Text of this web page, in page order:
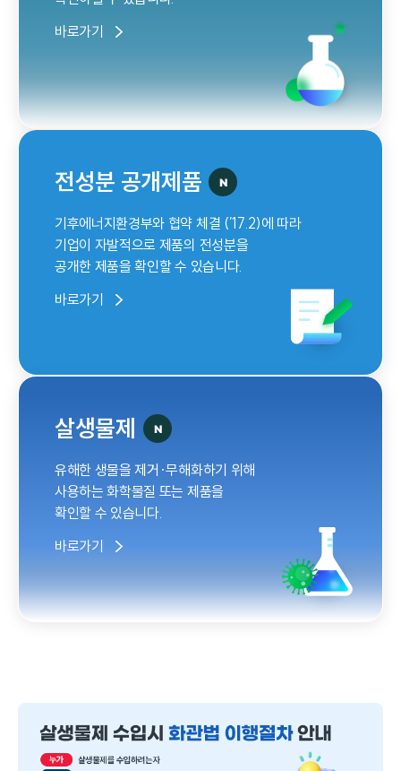
바로가기
전성분 공개제품
기후에너지환경부와 협약 체결 (’17.2)에 따라
기업이 자발적으로 제품의 전성분을
공개한 제품을 확인할 수 있습니다.
바로가기
살생물제
유해한 생물을 제거·무해화하기 위해
사용하는 화학물질 또는 제품을
확인할 수 있습니다.
바로가기